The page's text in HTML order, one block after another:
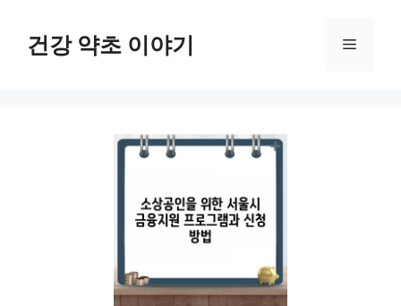
건강 약초 이야기 메